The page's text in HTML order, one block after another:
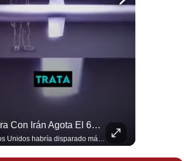
Guerra Con Irán Agota El 61% De Los Interceptores Patriot De EE.UU. | #radar24